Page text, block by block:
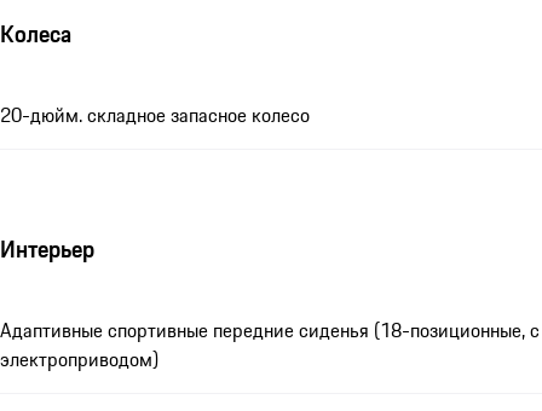
Колеса
20-дюйм. складное запасное колесо
Интерьер
Адаптивные спортивные передние сиденья (18-позиционные, с
электроприводом)